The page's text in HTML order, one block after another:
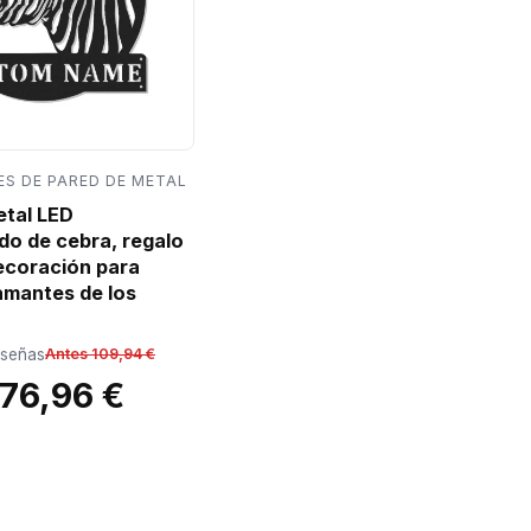
DE PARED DE METAL
LED
de cebra, regalo
para
de los
Antes 109,94 €
€